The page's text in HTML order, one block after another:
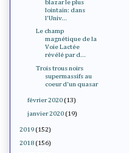
blazar le plus
lointain: dans
l'Univ...
Le champ
magnétique de la
Voie Lactée
révélé par d...
Trois trous noirs
supermassifs au
coeur d'un quasar
février 2020 (13)
janvier 2020 (19)
2019 (152)
2018 (156)